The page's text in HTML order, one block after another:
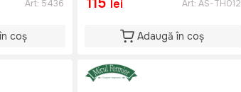
Art: 5436
coș
lei Art: AS-TH012
Adaugă în coș